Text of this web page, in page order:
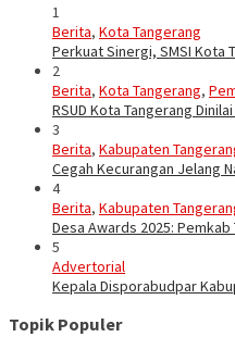
1
Berita, Kota Tangerang
Perkuat Sinergi, SMSI Kota
2
Berita, Kota Tangerang,
RSUD Kota Tangerang
3
Berita, Kabupaten
Cegah Kecurangan Jelang
4
Berita, Kabupaten
Desa Awards 2025:
5
Advertorial
Kepala Disporabudpar
Topik Populer